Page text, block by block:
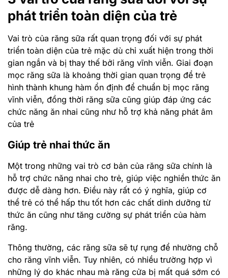
phát triển toàn diện của trẻ
Vai trò của răng sữa rất quan trọng đối với sự phát
triển toàn diện của trẻ mặc dù chỉ xuất hiện trong thời
gian ngắn và bị thay thế bởi răng vĩnh viễn. Giai đoạn
mọc răng sữa là khoảng thời gian quan trọng để trẻ
hình thành khung hàm ổn định để chuẩn bị mọc răng
vĩnh viễn, đồng thời răng sữa cũng giúp đáp ứng các
chức năng ăn nhai cũng như hỗ trợ khả năng phát âm
của trẻ
Giúp trẻ nhai thức ăn
Một trong những vai trò cơ bản của răng sữa chính là
hỗ trợ chức năng nhai cho trẻ, giúp việc nghiền thức ăn
được dễ dàng hơn. Điều này rất có ý nghĩa, giúp cơ
thể trẻ có thể hấp thu tốt hơn các chất dinh dưỡng từ
thức ăn cũng như tăng cường sự phát triển của hàm
răng.
Thông thường, các răng sữa sẽ tự rụng để nhường chỗ
cho răng vĩnh viễn. Tuy nhiên, có nhiều trường hợp vì
những lý do khác nhau mà răng cửa bị mất quá sớm có